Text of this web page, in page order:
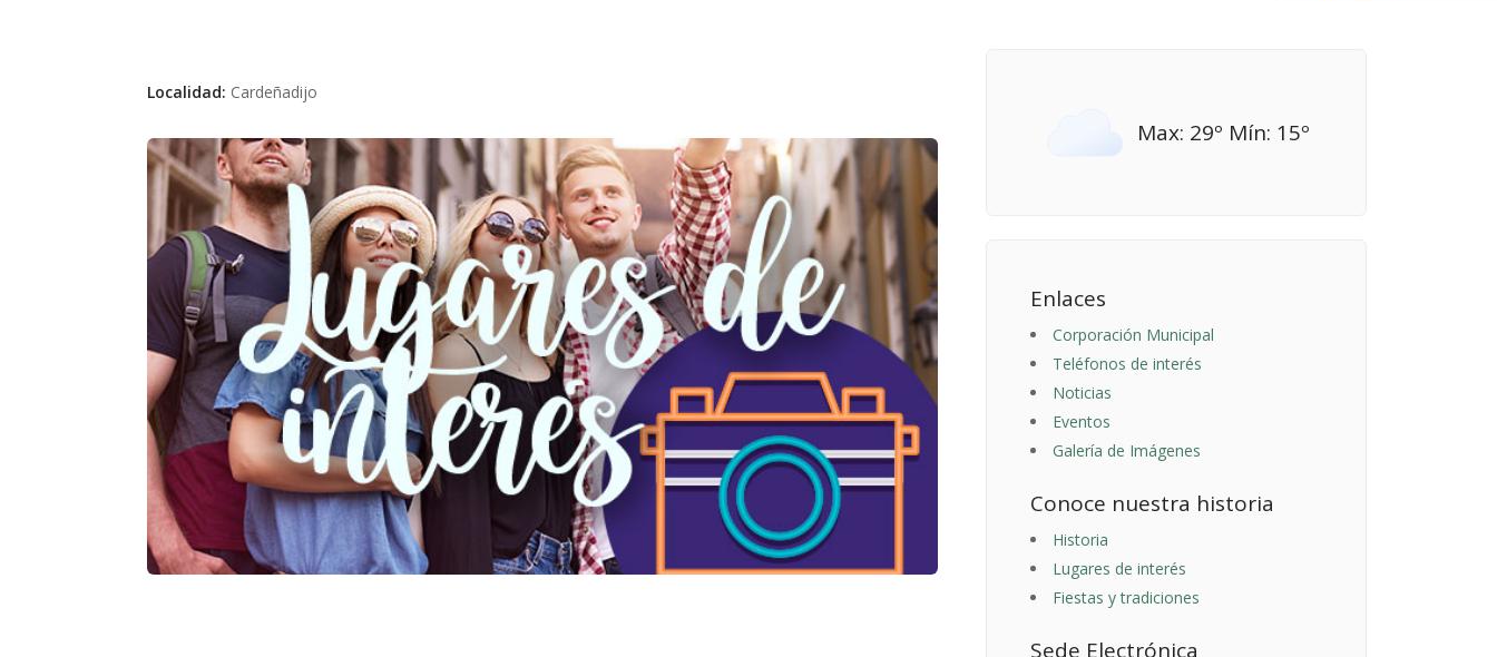
Max: 29º Mín: 15º
Enlaces
Corporación Municipal
Teléfonos de interés
Noticias
Eventos
Galería de Imágenes
Conoce nuestra historia
Historia
Lugares de interés
Fiestas y tradiciones
Sede Electrónica
Localidad: Cardeñadijo